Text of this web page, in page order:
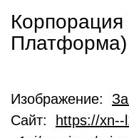
Платформа)
Изображение:
Сайт:
https://xn--